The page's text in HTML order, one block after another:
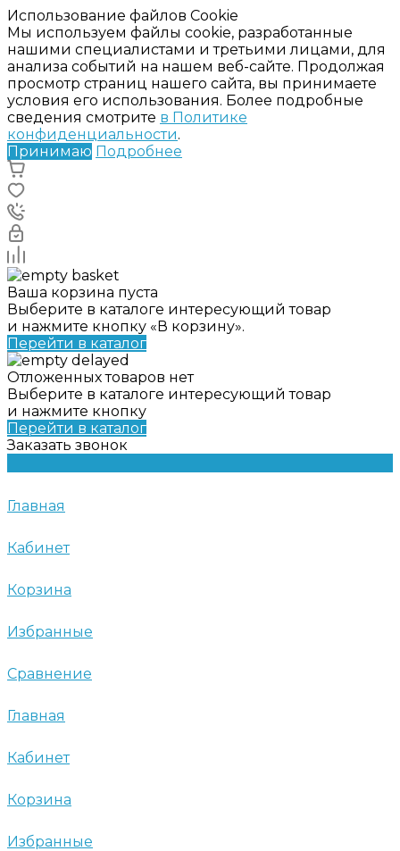
Использование файлов Cookie
Мы используем файлы cookie, разработанные
нашими специалистами и третьими лицами, для
анализа событий на нашем веб-сайте. Продолжая
просмотр страниц нашего сайта, вы принимаете
условия его использования. Более подробные
сведения смотрите в Политике
конфиденциальности.
Принимаю Подробнее
Ваша корзина пуста
Выберите в каталоге интересующий товар
и нажмите кнопку «В корзину».
Перейти в каталог
Отложенных товаров нет
Выберите в каталоге интересующий товар
и нажмите кнопку
Перейти в каталог
Заказать звонок
Главная
Кабинет
Корзина
Избранные
Сравнение
Главная
Кабинет
Корзина
Избранные